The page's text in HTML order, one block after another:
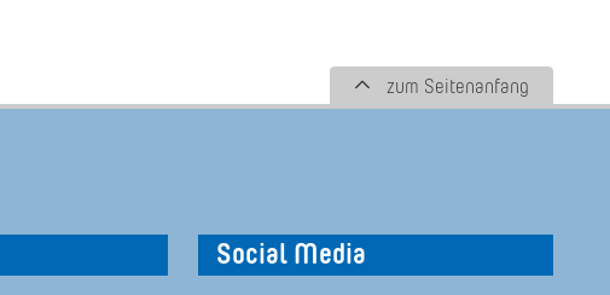
zum Seitenanfang
Social Media